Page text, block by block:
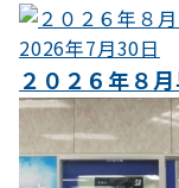
2026年7月30日
２０２６年８